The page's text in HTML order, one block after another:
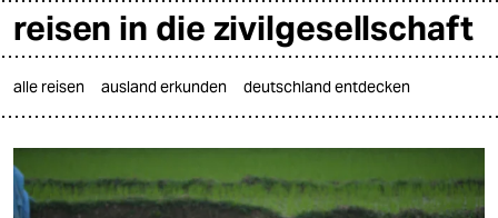
themen
reisen in die zivilgesellschaft
alle reisen ausland erkunden deutschland entdecken